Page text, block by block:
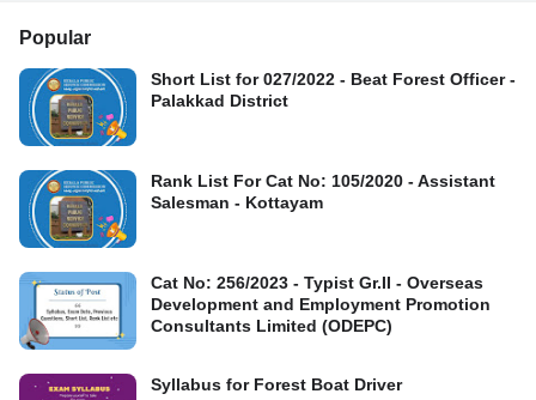
Popular
Short List for 027/2022 - Beat Forest Officer -
Palakkad District
Rank List For Cat No: 105/2020 - Assistant
Salesman - Kottayam
Cat No: 256/2023 - Typist Gr.II - Overseas
Development and Employment Promotion
Consultants Limited (ODEPC)
Syllabus for Forest Boat Driver